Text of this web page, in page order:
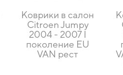
Коврики в салон
Citroen Jumpy
2004 - 2007 I
поколение EU
VAN рест